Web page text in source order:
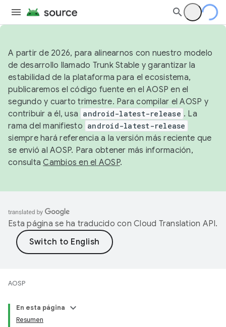
A partir de 2026, para alinearnos con nuestro modelo
de desarrollo llamado Trunk Stable y garantizar la
estabilidad de la plataforma para el ecosistema,
publicaremos el código fuente en el AOSP en el
segundo y cuarto trimestre. Para compilar el AOSP y
contribuir a él, usa android-latest-release . La
rama del manifiesto android-latest-release
siempre hará referencia a la versión más reciente que
se envió al AOSP. Para obtener más información,
consultaCambios en el AOSP.
Esta página se ha traducido con Cloud Translation API.
AOSP
En esta página
Resumen